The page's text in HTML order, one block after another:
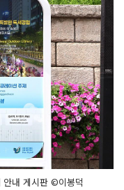
안내 게시판 ©이봉덕